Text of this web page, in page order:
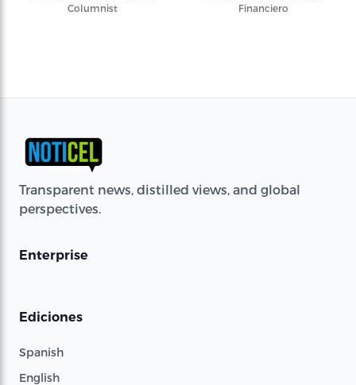
Columnist
Financiero
Transparent news, distilled views, and global
perspectives.
Enterprise
Ediciones
Spanish
English